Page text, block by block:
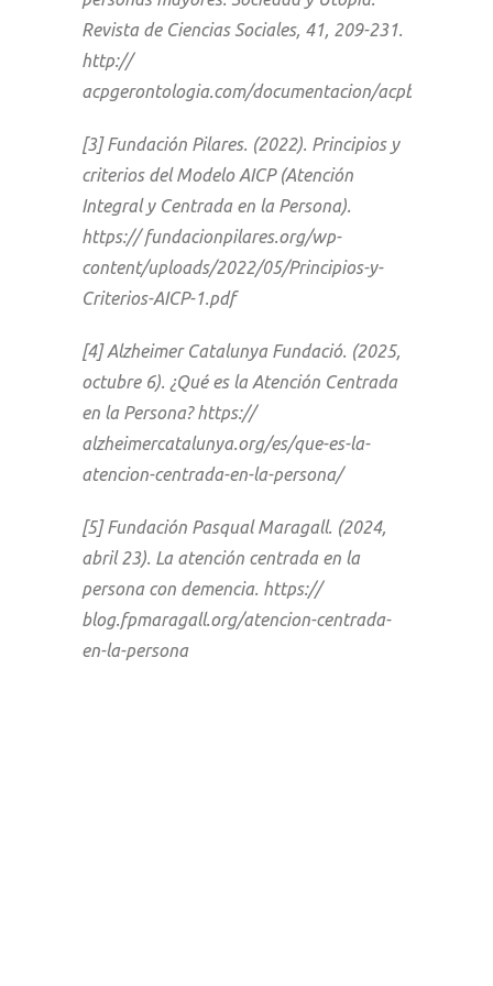
Revista de Ciencias Sociales, 41, 209-231.
http://
acpgerontologia.com/documentacion/
[3] Fundación Pilares. (2022). Principios y
criterios del Modelo AICP (Atención
Integral y Centrada en la Persona).
https:// fundacionpilares.org/wp-
content/uploads/2022/05/Principios-y-
Criterios-AICP-1.pdf
[4] Alzheimer Catalunya Fundació. (2025,
octubre 6). ¿Qué es la Atención Centrada
en la Persona? https://
alzheimercatalunya.org/es/que-es-la-
atencion-centrada-en-la-persona/
[5] Fundación Pasqual Maragall. (2024,
abril 23). La atención centrada en la
persona con demencia. https://
blog.fpmaragall.org/atencion-centrada-
en-la-persona